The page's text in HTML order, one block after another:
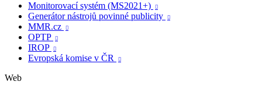
Monitorovací systém (MS2021+) 
Generátor nástrojů povinné publicity 
MMR.cz 
OPTP 
IROP 
Evropská komise v ČR 
Web